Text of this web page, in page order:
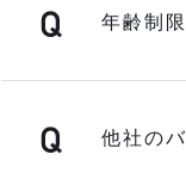
年齢制
他社の